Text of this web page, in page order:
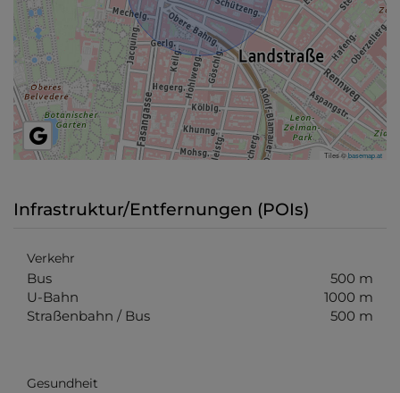
Tiles ©basemap.at
Infrastruktur/Entfernungen (POIs)
Verkehr
Bus
500 m
U-Bahn
1000 m
Straßenbahn / Bus
500 m
Gesundheit